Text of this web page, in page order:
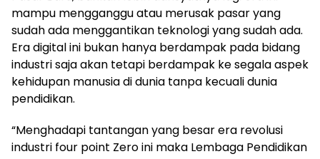
mampu mengganggu atau merusak pasar yang
sudah ada menggantikan teknologi yang sudah ada.
Era digital ini bukan hanya berdampak pada bidang
industri saja akan tetapi berdampak ke segala aspek
kehidupan manusia di dunia tanpa kecuali dunia
pendidikan.
“Menghadapi tantangan yang besar era revolusi
industri four point Zero ini maka Lembaga Pendidikan